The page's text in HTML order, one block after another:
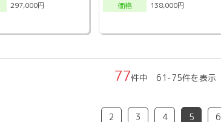
297,000円
価格
138,000円
77件中 61-75件を表示
2 3 4 5 6